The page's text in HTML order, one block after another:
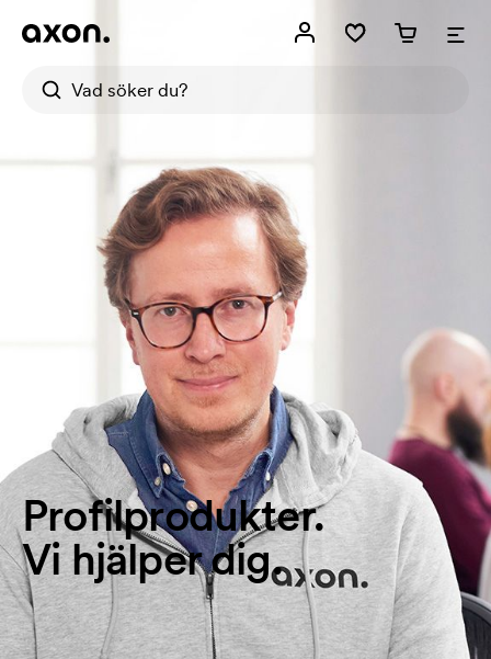
Profilprodukter.
Vi hjälper dig.